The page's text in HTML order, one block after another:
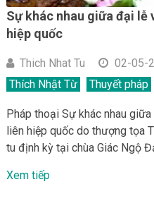
Sự khác nhau giữa đại lễ
hiệp quốc
Thich Nhat Tu
02-05-
Thích Nhật Từ
Thuyết pháp
Pháp thoại Sự khác nhau
liên hiệp quốc do thượng tọa
tu định kỳ tại chùa Giác Ngộ
Xem tiếp